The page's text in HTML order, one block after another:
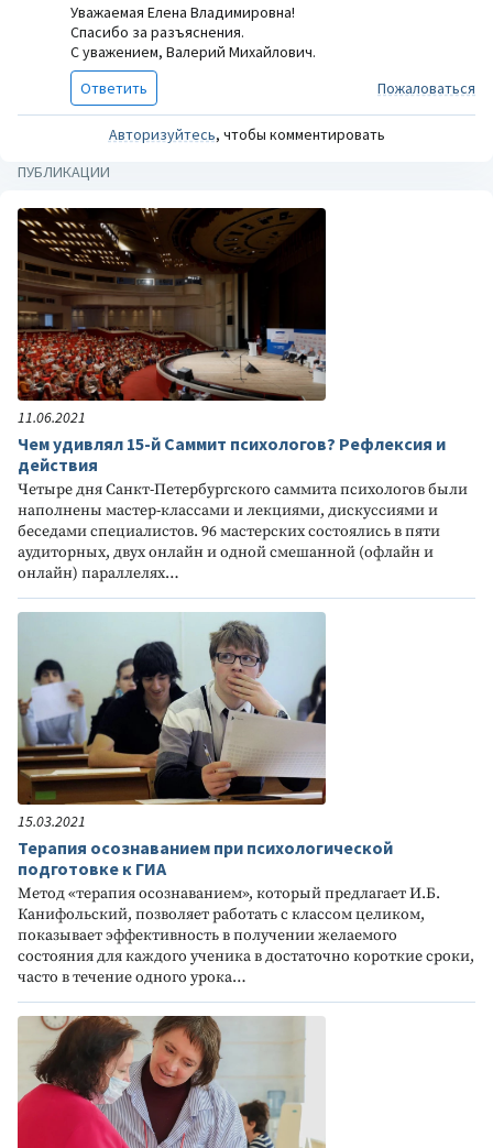
Уважаемая Елена Владимировна!
Спасибо за разъяснения.
С уважением, Валерий Михайлович.
Ответить
Пожаловаться
Авторизуйтесь, чтобы комментировать
ПУБЛИКАЦИИ
11.06.2021
Чем удивлял 15-й Саммит психологов? Рефлексия и
действия
Четыре дня Санкт-Петербургского саммита психологов были
наполнены мастер-классами и лекциями, дискуссиями и
беседами специалистов. 96 мастерских состоялись в пяти
аудиторных, двух онлайн и одной смешанной (офлайн и
онлайн) параллелях…
15.03.2021
Терапия осознаванием при психологической
подготовке к ГИА
Метод «терапия осознаванием», который предлагает И.Б.
Канифольский, позволяет работать с классом целиком,
показывает эффективность в получении желаемого
состояния для каждого ученика в достаточно короткие сроки,
часто в течение одного урока…